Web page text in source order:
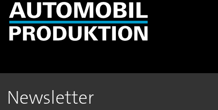
Newsletter